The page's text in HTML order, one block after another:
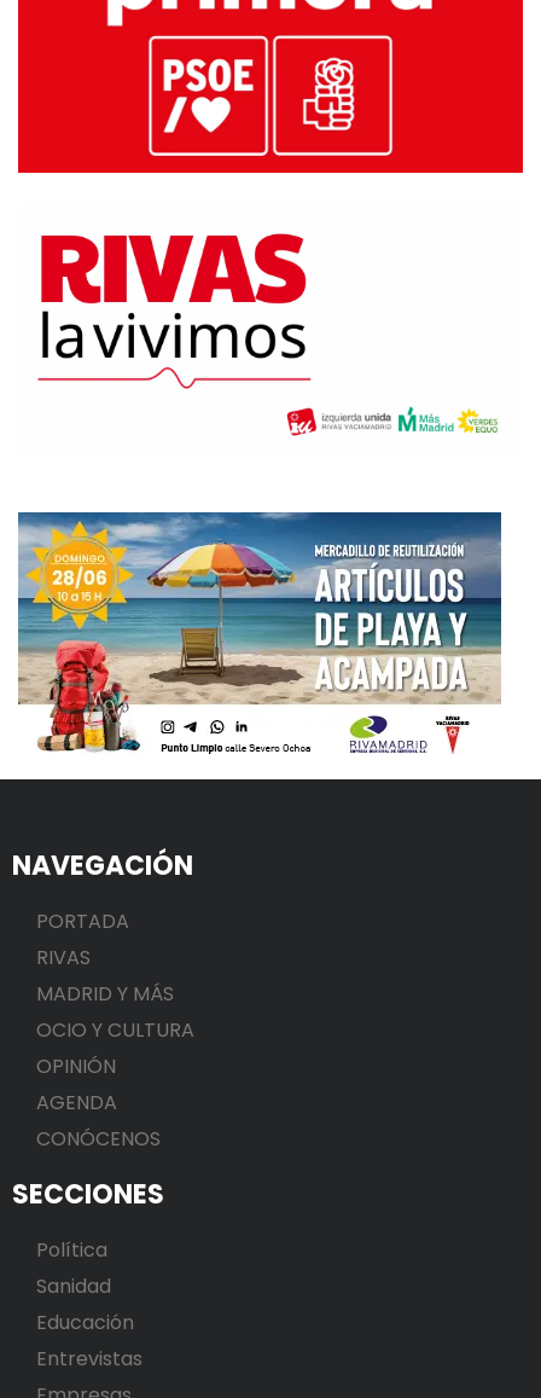
NAVEGACIÓN
PORTADA
RIVAS
MADRID Y MÁS
OCIO Y CULTURA
OPINIÓN
AGENDA
CONÓCENOS
SECCIONES
Política
Sanidad
Educación
Entrevistas